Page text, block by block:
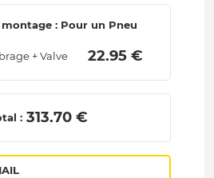
: Pour un Pneu
+ Valve 22.95 €
: 313.70 €